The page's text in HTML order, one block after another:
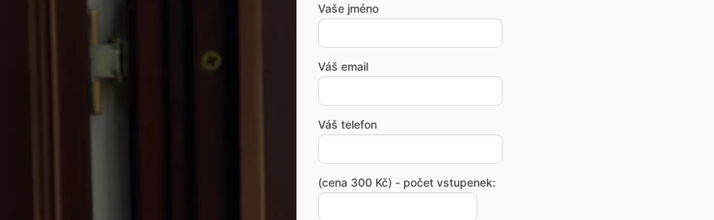
Vaše jméno
Váš email
Váš telefon
(cena 300 Kč) - počet vstupenek: